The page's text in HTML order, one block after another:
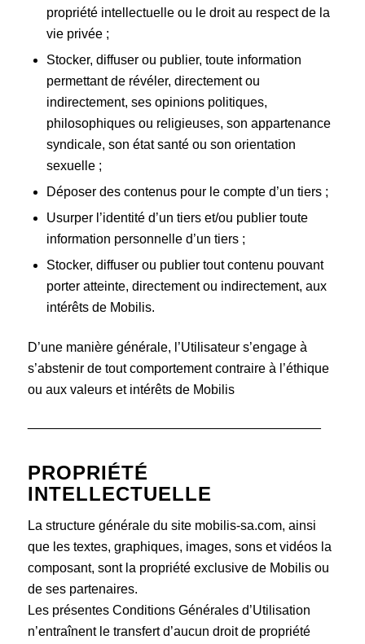
propriété intellectuelle ou le droit au respect de la
vie privée ;
Stocker, diffuser ou publier, toute information
permettant de révéler, directement ou
indirectement, ses opinions politiques,
philosophiques ou religieuses, son appartenance
syndicale, son état santé ou son orientation
sexuelle ;
Déposer des contenus pour le compte d’un tiers ;
Usurper l’identité d’un tiers et/ou publier toute
information personnelle d’un tiers ;
Stocker, diffuser ou publier tout contenu pouvant
porter atteinte, directement ou indirectement, aux
intérêts de Mobilis.
D’une manière générale, l’Utilisateur s’engage à
s’abstenir de tout comportement contraire à l’éthique
ou aux valeurs et intérêts de Mobilis
PROPRIÉTÉ
INTELLECTUELLE
La structure générale du site mobilis-sa.com, ainsi
que les textes, graphiques, images, sons et vidéos la
composant, sont la propriété exclusive de Mobilis ou
de ses partenaires.
Les présentes Conditions Générales d’Utilisation
n’entraînent le transfert d’aucun droit de propriété